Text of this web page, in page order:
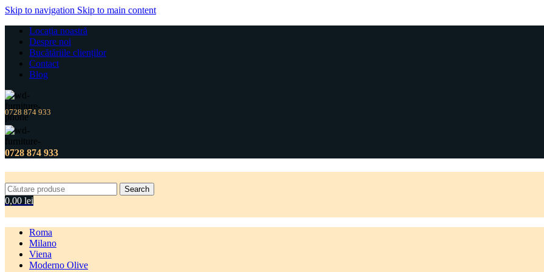
Skip to navigation Skip to main content
Locația noastră
Despre noi
Bucătăriile clienților
Contact
Blog
0728 874 933
0728 874 933
Search
0,00 lei
Roma
Milano
Viena
Moderno Olive